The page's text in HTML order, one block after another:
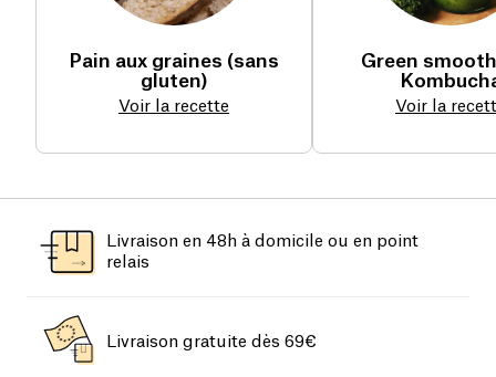
Pain aux graines (sans
gluten)
Voir la recette
Green
Voir la
Livraison en 48h à domicile ou en point
relais
Livraison gratuite dès 69€